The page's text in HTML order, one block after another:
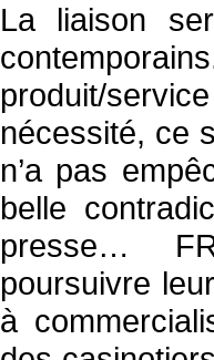
La liaison
produit/
nécessité, ce
n’a pas
belle
presse…
poursuivre
à